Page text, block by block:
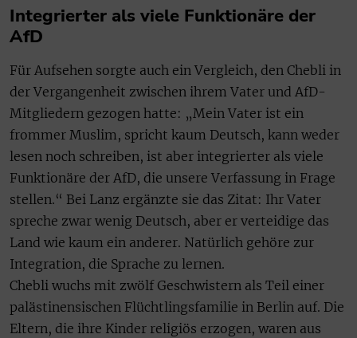
Integrierter als viele Funktionäre der
AfD
Für Aufsehen sorgte auch ein Vergleich, den Chebli in
der Vergangenheit zwischen ihrem Vater und AfD-
Mitgliedern gezogen hatte: „Mein Vater ist ein
frommer Muslim, spricht kaum Deutsch, kann weder
lesen noch schreiben, ist aber integrierter als viele
Funktionäre der AfD, die unsere Verfassung in Frage
stellen.“ Bei Lanz ergänzte sie das Zitat: Ihr Vater
spreche zwar wenig Deutsch, aber er verteidige das
Land wie kaum ein anderer. Natürlich gehöre zur
Integration, die Sprache zu lernen.
Chebli wuchs mit zwölf Geschwistern als Teil einer
palästinensischen Flüchtlingsfamilie in Berlin auf. Die
Eltern, die ihre Kinder religiös erzogen, waren aus